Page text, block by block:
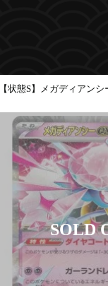
【状態S】メガディアン